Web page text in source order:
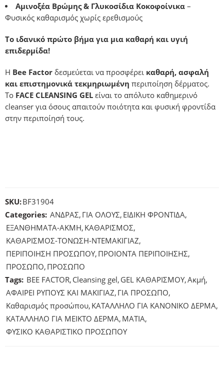
Αμινοξέα Βρώμης & Γλυκοσίδια Κοκοφοίνικα–
Φυσικός καθαρισμός χωρίς ερεθισμούς
Το ιδανικό πρώτο βήμα για μια καθαρή και υγιή
επιδερμίδα!
Η Bee Factor δεσμεύεται να προσφέρει καθαρή, ασφαλή
και επιστημονικά τεκμηριωμένη περιποίηση δέρματος.
Το FACE CLEANSING GEL είναι το απόλυτο καθημερινό
cleanser για όσους απαιτούν ποιότητα και φυσική φροντίδα
στην περιποίησή τους.
SKU:BF31904
Categories: ΑΝΔΡΑΣ, ΓΙΑ ΟΛΟΥΣ, ΕΙΔΙΚΗ ΦΡΟΝΤΙΔΑ,
ΕΞΑΝΘΗΜΑΤΑ-ΑΚΜΗ, ΚΑΘΑΡΙΣΜΟΣ,
ΚΑΘΑΡΙΣΜΟΣ-ΤΟΝΩΣΗ-ΝΤΕΜΑΚΙΓΙΑΖ,
ΠΕΡΙΠΟΙΗΣΗ ΠΡΟΣΩΠΟY, ΠΡΟΙΟΝΤΑ ΠΕΡΙΠΟΙΗΣΗΣ,
ΠΡΟΣΩΠΟ, ΠΡΟΣΩΠΟ
Tags: BEE FACTOR, Cleansing gel, GEL ΚΑΘΑΡΙΣΜΟΥ,Ακμή,
ΑΦΑΙΡΕΙ ΡΥΠΟΥΣ ΚΑΙ ΜΑΚΙΓΙΑΖ, ΓΙΑ ΠΡΟΣΩΠΟ,
Καθαρισμός προσώπου, ΚΑΤΑΛΛΗΛΟ ΓΙΑ ΚΑΝΟΝΙΚΟ ΔΕΡΜΑ,
ΚΑΤΑΛΛΗΛΟ ΓΙΑ ΜΕΙΚΤΟ ΔΕΡΜΑ, ΜΑΤΙΑ,
ΦΥΣΙΚΟ ΚΑΘΑΡΙΣΤΙΚΟ ΠΡΟΣΩΠΟΥ